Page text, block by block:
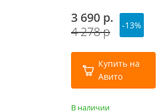
3 690 р.
4 278 р
-13%
Купить на
Авито
В наличии